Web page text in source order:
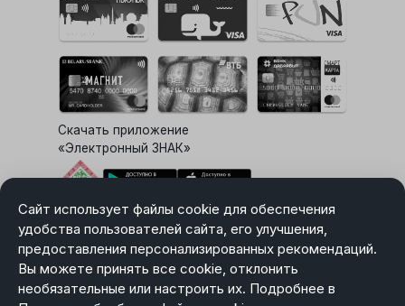
Сайт использует файлы cookie для обеспечения
удобства пользователей сайта, его улучшения,
предоставления персонализированных рекомендаций.
Вы можете принять все cookie, отклонить
необязательные или настроить их. Подробнее в
Скачать приложение
«Электронный ЗНАК»
Выбор настроек Cookie
Карта сайта